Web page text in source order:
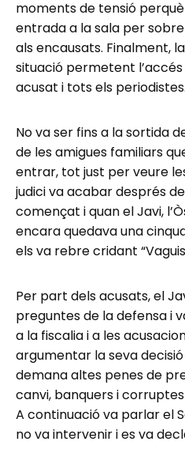
moments de tensió
entrada a la sala per
als encausats. Finalment,
situació permetent
acusat i tots els periodistes.
No va ser fins a la sortida
de les amigues familiars
entrar, tot just per veure
judici va acabar després
començat i quan el Javi,
encara quedava una
els va rebre cridant
Per part dels acusats, el
preguntes de la defensa i
a la fiscalia i a les
argumentar la seva
demana altes penes de
canvi, banquers i
A continuació va parlar el
no va intervenir i es va